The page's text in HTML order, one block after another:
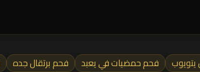
يتويوب فحم حمضيات في يعبد فحم برتقال جده